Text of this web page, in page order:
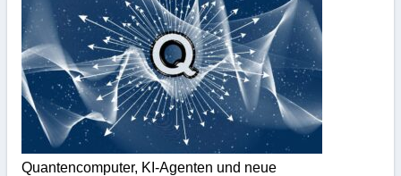
Quantencomputer, KI-Agenten und neue